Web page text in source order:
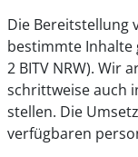
Die Bereitstellung
bestimmte Inhalte
2 BITV NRW). Wir
schrittweise auch
stellen. Die
verfügbaren